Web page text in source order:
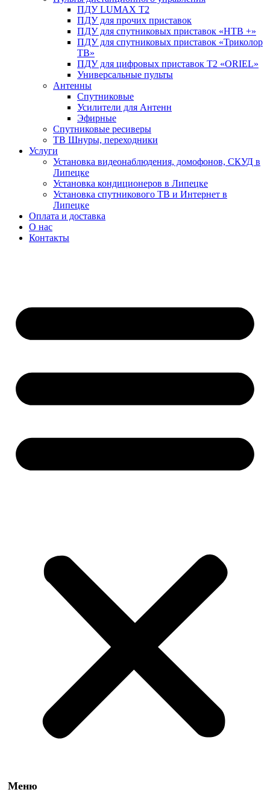
ПДУ LUMAX Т2
ПДУ для прочих приставок
ПДУ для спутниковых приставок «НТВ +»
ПДУ для спутниковых приставок «Триколор
ТВ»
ПДУ для цифровых приставок Т2 «ORIEL»
Универсальные пульты
Антенны
Спутниковые
Усилители для Антенн
Эфирные
Спутниковые ресиверы
ТВ Шнуры, переходники
Услуги
Установка видеонаблюдения, домофонов, СКУД в
Липецке
Установка кондиционеров в Липецке
Установка спутникового ТВ и Интернет в
Липецке
Оплата и доставка
О нас
Контакты